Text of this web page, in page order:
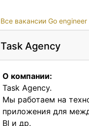
Все вакансии Go engineer
Task Agency
О компании:
Task Agency.
Мы работаем на
приложения для
BI и др.